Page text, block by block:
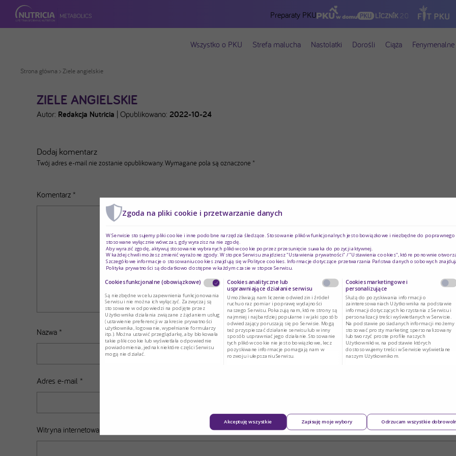
Preparaty PKU
Wszystko o PKU Strefa malucha Nastolatki Dorośli Ciąża
Strona główna > Ziele angielskie
ZIELE ANGIELSKIE
Autor: Redakcja Nutricia Opublikowano: 2022-10-24
Dodaj komentarz
Twój adres e-mail nie zostanie opublikowany.Wymagane pola są oznaczone *
Komentarz *
Nazwa *
Adres e-mail *
Witryna internetowa
Zgoda na pliki cookie i przetwarzanie danych
W Serwisie stosujemy pliki cookie i inne podobne narzędzia śledzące. Stosowanie plików funkcjonalnych jest obowiązkowe i niezbędne do poprawnego
stosowane wyłącznie wówczas, gdy wyrazisz na nie zgodę.
Aby wyrazić zgodę, aktywuj stosowanie wybranych plików cookie poprzez przesunięcie suwaka do pozycji aktywnej.
W każdej chwili możesz zmienić wyrażone zgody. W stopce Serwisu znajdziesz "Ustawienia prywatności" / "Ustawienia cookies", które ponownie
Szczegółowe informacje o stosowaniu cookies znajdują się wPolityce cookies. Informacje dotyczące przetwarzania Państwa danych osobowych
Polityka prywatności są dodatkowo dostępne w każdym czasie w stopce Serwisu.
Cookies funkcjonalne (obowiązkowe)
Są niezbędne w celu zapewnienia funkcjonowania
Serwisu i nie można ich wyłączyć. Zazwyczaj są
stosowane w odpowiedzi na podjęte przez
Użytkownika działania związane z żądaniem usług
(ustawienie preferencji w zakresie prywatności
użytkownika, logowanie, wypełnianie formularzy
itp.). Można ustawić przeglądarkę, aby blokowała
takie pliki cookie lub wyświetlała odpowiednie
powiadomienia, jednak niektóre części Serwisu
mogą nie działać.
Cookies analityczne lub
usprawniające działanie serwisu
Umożliwiają nam liczenie odwiedzin i źródeł
ruchu oraz pomiar i poprawę wydajności
naszego Serwisu. Pokazują nam, które strony są
najmniej i najbardziej popularne i w jaki sposób
odwiedzający poruszają się po Serwisie. Mogą
też przyspieszać działanie serwisu lub w inny
sposób usprawniać jego działanie. Stosowanie
tych plików cookie nie jest obowiązkowe, lecz
pozyskiwane informacje pomagają nam w
rozwoju i ulepszaniu Serwisu.
Cookies marketingowe i
personalizujące
Służą do pozyskiwania informacji o
zainteresowaniach Użytkownika na podstawie
informacji dotyczących korzystania z Serwisu i
personalizacji treści wyświetlanych w Serwisie.
Na podstawie posiadanych informacji możemy
stosować prosty marketing spersonalizowany
lub tworzyć proste profile naszych
Użytkowników, na podstawie których
dostosowujemy treści w Serwisie wyświetlane
naszym Użytkownikom.
Akceptuję wszystkie Zapisuję moje wybory Odrzucam wszystkie